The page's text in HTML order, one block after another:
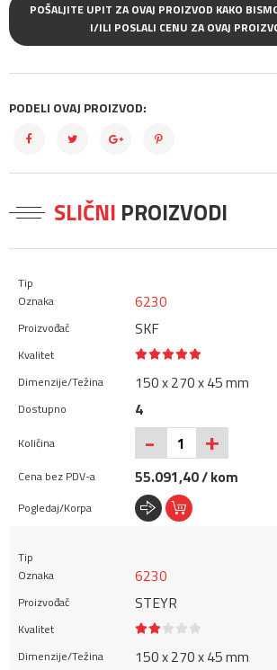
POŠALJITE UPIT ZA OVAJ PROIZVOD KAKO
I/ILI POSLALI CENU ZA OVAJ
PODELI OVAJ PROIZVOD:
SLIČNI PROIZVODI
6230
SKF
150 x 270 x 45 mm
4
- +
55.091,40 / kom
6230
STEYR
150 x 270 x 45 mm